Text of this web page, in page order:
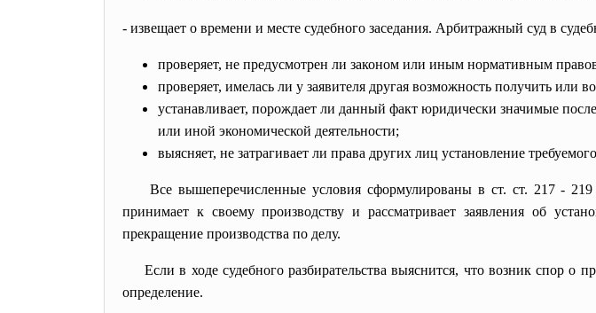
- извещает о времени и месте судебного заседания. Арбитражный суд в
проверяет, не предусмотрен ли законом или иным нормативным
проверяет, имелась ли у заявителя другая возможность получить или
устанавливает, порождает ли данный факт юридически значимые
или иной экономической деятельности;
выясняет, не затрагивает ли права других лиц установление
Все вышеперечисленные условия сформулированы в ст. ст. 217 -
принимает к своему производству и рассматривает заявления об
прекращение производства по делу.
Если в ходе судебного разбирательства выяснится, что возник спор о
определение.